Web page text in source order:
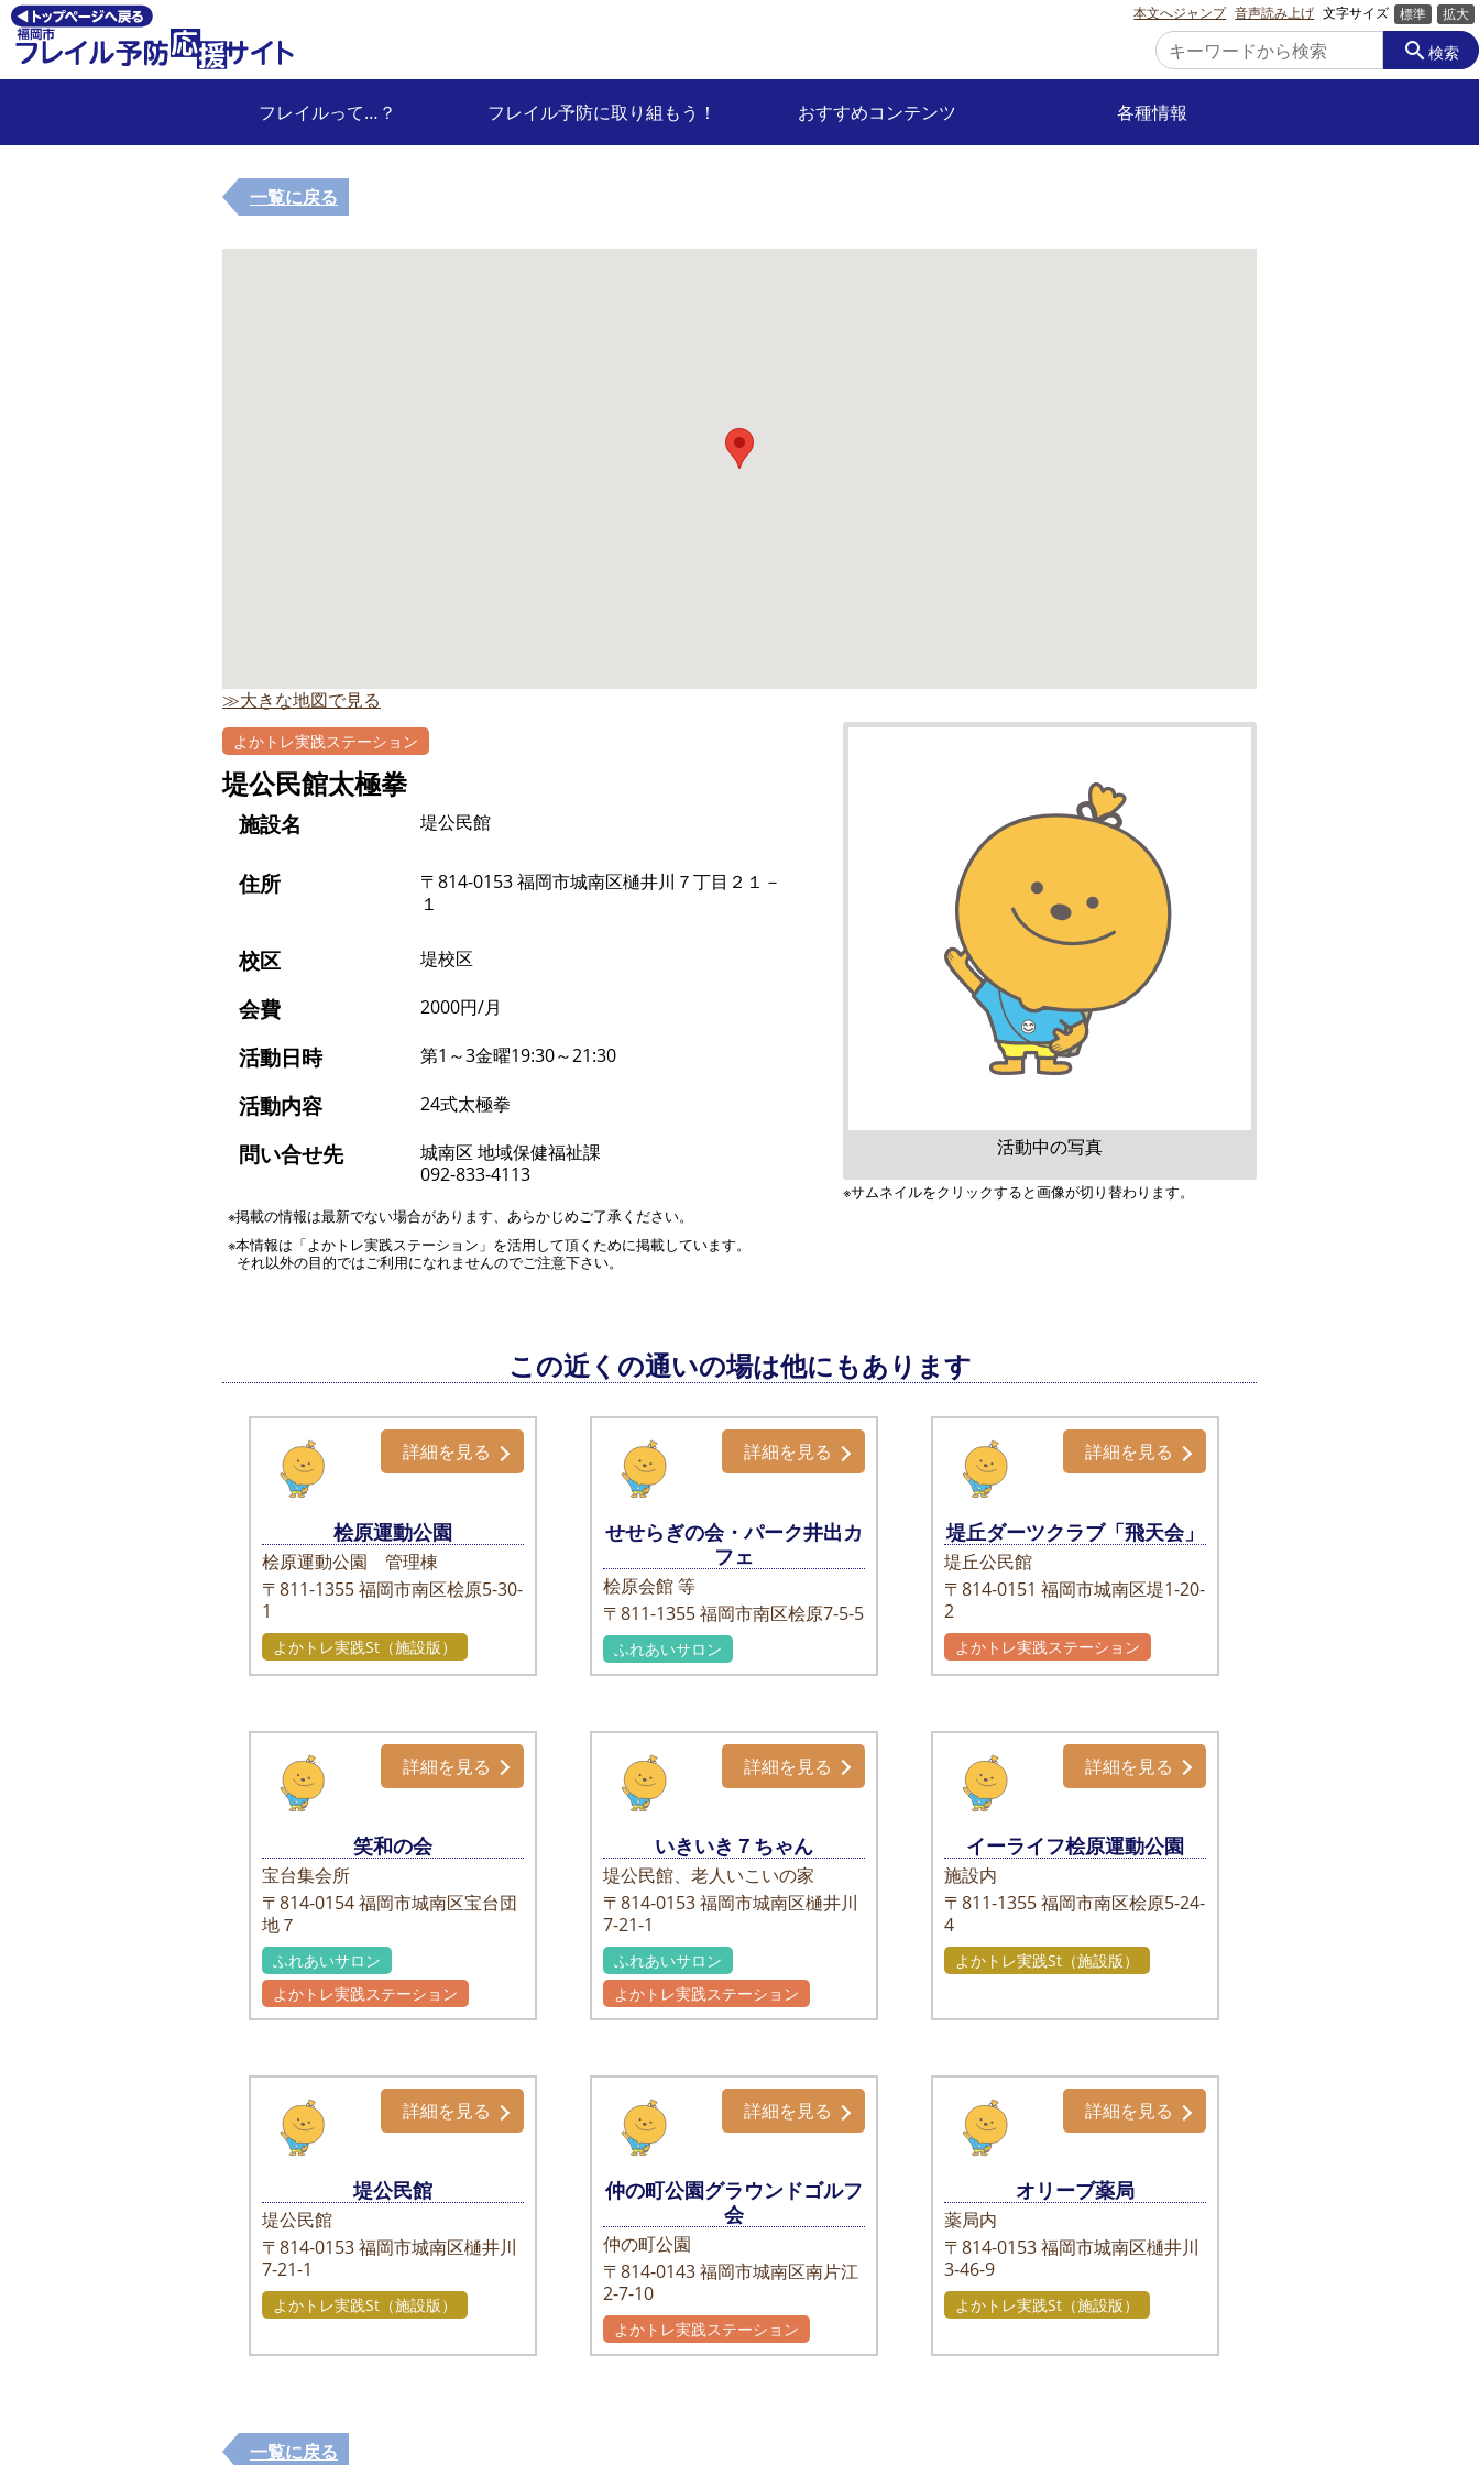
本文へジャンプ 音声読み上げ 文字サイズ 標準 拡大
search検索
フレイルって…？ フレイル予防に取り組もう！ おすすめコンテンツ 各種情報
一覧に戻る
≫大きな地図で見る
よかトレ実践ステーション
堤公民館太極拳
施設名 堤公民館
住所
〒814-0153 福岡市城南区樋井川７丁目２１－
１
校区 堤校区
会費 2000円/月
活動日時 第1～3金曜19:30～21:30
活動内容 24式太極拳
問い合せ先
城南区 地域保健福祉課
092-833-4113
※掲載の情報は最新でない場合があります、あらかじめご了承ください。
※本情報は「よかトレ実践ステーション」を活用して頂くために掲載しています。
それ以外の目的ではご利用になれませんのでご注意下さい。
活動中の写真
※サムネイルをクリックすると画像が切り替わります。
この近くの通いの場は他にもあります
桧原運動公園
桧原運動公園 管理棟
〒811-1355福岡市南区桧原5-30-
1
詳細を見る
よかトレ実践St（施設版）
せせらぎの会・パーク井出カ
フェ
桧原会館 等
〒811-1355福岡市南区桧原7-5-5
詳細を見る
ふれあいサロン
堤丘ダーツクラブ「飛天会」
堤丘公民館
〒814-0151 福岡市城南区堤1-20-
2
詳細を見る
よかトレ実践ステーション
笑和の会
宝台集会所
〒814-0154福岡市城南区宝台団
地７
詳細を見る
ふれあいサロン
よかトレ実践ステーション
いきいき７ちゃん
堤公民館、老人いこいの家
〒814-0153福岡市城南区樋井川
7-21-1
詳細を見る
ふれあいサロン
よかトレ実践ステーション
イーライフ桧原運動公園
施設内
〒811-1355 福岡市南区桧原5-24-
4
詳細を見る
よかトレ実践St（施設版）
堤公民館
堤公民館
〒814-0153福岡市城南区樋井川
7-21-1
詳細を見る
よかトレ実践St（施設版）
仲の町公園グラウンドゴルフ
会
仲の町公園
〒814-0143福岡市城南区南片江
2-7-10
詳細を見る
よかトレ実践ステーション
オリーブ薬局
薬局内
〒814-0153 福岡市城南区樋井川
3-46-9
詳細を見る
よかトレ実践St（施設版）
一覧に戻る